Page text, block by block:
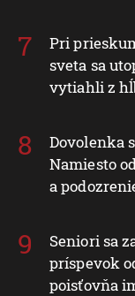
Pri
sveta sa
vytiahli z
Dovolenka
Namiesto
a
Seniori sa
príspevok
poisťovňa